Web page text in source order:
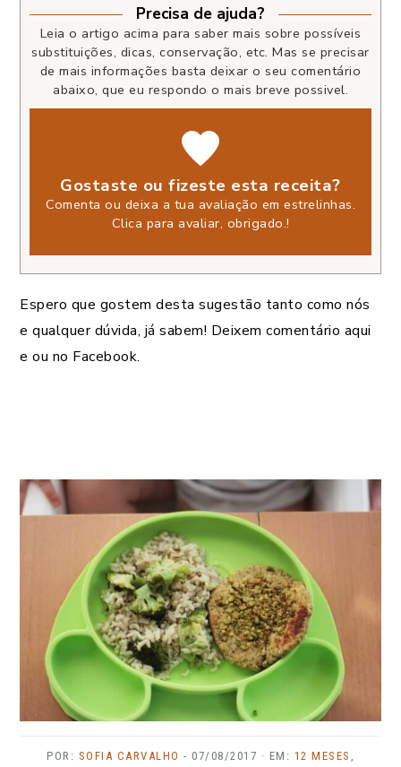
Precisa de ajuda?
Leia o artigo acima para saber mais sobre possíveis
substituições, dicas, conservação, etc. Mas se precisar
de mais informações basta deixar o seu comentário
abaixo, que eu respondo o mais breve possivel.
Gostaste ou fizeste esta receita?
Comenta ou deixa a tua avaliação em estrelinhas.
Clica para avaliar, obrigado.!
Espero que gostem desta sugestão tanto como nós
e qualquer dúvida, já sabem! Deixem comentário aqui
e ou no Facebook.
POR: SOFIA CARVALHO - 07/08/2017 · EM: 12 MESES